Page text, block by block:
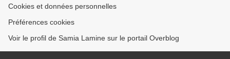
Cookies et données personnelles
Préférences cookies
Voir le profil de Samia Lamine sur le portail Overblog